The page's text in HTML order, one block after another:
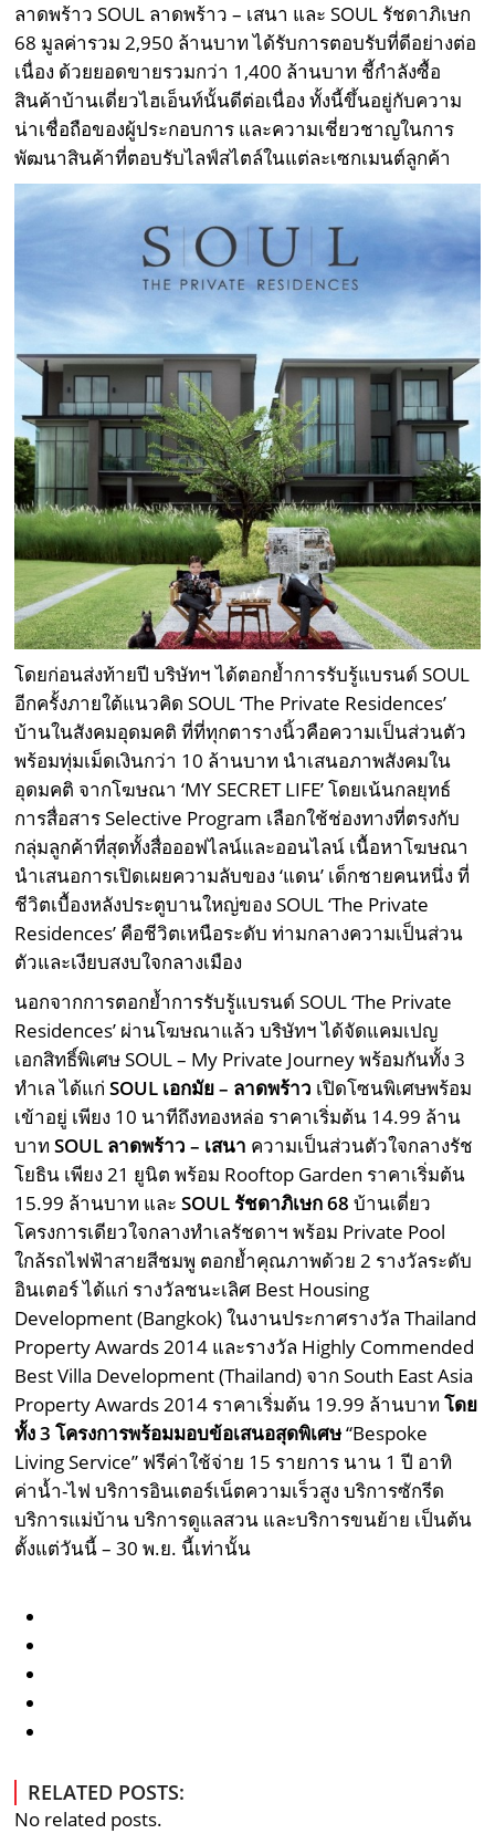
ลาดพร้าว SOUL ลาดพร้าว – เสนา และ SOUL รัชดาภิเษก
68 มูลค่ารวม 2,950 ล้านบาท ได้รับการตอบรับที่ดีอย่างต่อ
เนื่อง ด้วยยอดขายรวมกว่า 1,400 ล้านบาท ชี้กำลังซื้อ
สินค้าบ้านเดี่ยวไฮเอ็นท์นั้นดีต่อเนื่อง ทั้งนี้ขึ้นอยู่กับความ
น่าเชื่อถือของผู้ประกอบการ และความเชี่ยวชาญในการ
พัฒนาสินค้าที่ตอบรับไลฟ์สไตล์ในแต่ละเซกเมนต์ลูกค้า
โดยก่อนส่งท้ายปี บริษัทฯ ได้ตอกย้ำการรับรู้แบรนด์ SOUL
อีกครั้งภายใต้แนวคิด SOUL ‘The Private Residences’
บ้านในสังคมอุดมคติ ที่ที่ทุกตารางนิ้วคือความเป็นส่วนตัว
พร้อมทุ่มเม็ดเงินกว่า 10 ล้านบาท นำเสนอภาพสังคมใน
อุดมคติ จากโฆษณา ‘MY SECRET LIFE’ โดยเน้นกลยุทธ์
การสื่อสาร Selective Program เลือกใช้ช่องทางที่ตรงกับ
กลุ่มลูกค้าที่สุดทั้งสื่อออฟไลน์และออนไลน์ เนื้อหาโฆษณา
นำเสนอการเปิดเผยความลับของ ‘แดน’ เด็กชายคนหนึ่ง ที่
ชีวิตเบื้องหลังประตูบานใหญ่ของ SOUL ‘The Private
Residences’ คือชีวิตเหนือระดับ ท่ามกลางความเป็นส่วน
ตัวและเงียบสงบใจกลางเมือง
นอกจากการตอกย้ำการรับรู้แบรนด์ SOUL ‘The Private
Residences’ ผ่านโฆษณาแล้ว บริษัทฯ ได้จัดแคมเปญ
เอกสิทธิ์พิเศษ SOUL – My Private Journey พร้อมกันทั้ง 3
ทำเล ได้แก่SOUL เอกมัย – ลาดพร้าว เปิดโซนพิเศษพร้อม
เข้าอยู่ เพียง 10 นาทีถึงทองหล่อ ราคาเริ่มต้น 14.99 ล้าน
บาทSOUL ลาดพร้าว – เสนา ความเป็นส่วนตัวใจกลางรัช
โยธิน เพียง 21 ยูนิต พร้อม Rooftop Garden ราคาเริ่มต้น
15.99 ล้านบาท และSOUL รัชดาภิเษก 68 บ้านเดี่ยว
โครงการเดียวใจกลางทำเลรัชดาฯ พร้อม Private Pool
ใกล้รถไฟฟ้าสายสีชมพู ตอกย้ำคุณภาพด้วย 2 รางวัลระดับ
อินเตอร์ ได้แก่ รางวัลชนะเลิศ Best Housing
Development (Bangkok) ในงานประกาศรางวัล Thailand
Property Awards 2014 และรางวัล Highly Commended
Best Villa Development (Thailand) จาก South East Asia
Property Awards 2014 ราคาเริ่มต้น 19.99 ล้านบาทโดย
ทั้ง 3 โครงการพร้อมมอบข้อเสนอสุดพิเศษ“Bespoke
Living Service” ฟรีค่าใช้จ่าย 15 รายการ นาน 1 ปี อาทิ
ค่าน้ำ-ไฟ บริการอินเตอร์เน็ตความเร็วสูง บริการซักรีด
บริการแม่บ้าน บริการดูแลสวน และบริการขนย้าย เป็นต้น
ตั้งแต่วันนี้ – 30 พ.ย. นี้เท่านั้น
RELATED POSTS:
No related posts.